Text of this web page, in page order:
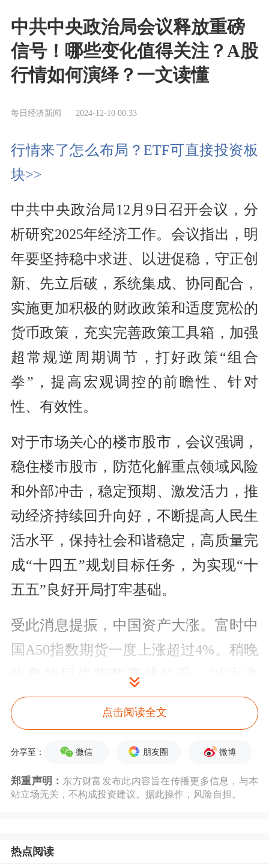
中共中央政治局会议释放重磅
信号！哪些变化值得关注？A股
行情如何演绎？一文读懂
每日经济新闻 2024-12-10 00:33
行情来了怎么布局？ETF可直接投资板
块>>
中共中央政治局12月9日召开会议，分
析研究2025年经济工作。会议指出，明
年要坚持稳中求进、以进促稳，守正创
新、先立后破，系统集成、协同配合，
实施更加积极的财政政策和适度宽松的
货币政策，充实完善政策工具箱，加强
超常规逆周期调节，打好政策“组合
拳”，提高宏观调控的前瞻性、针对
性、有效性。
对于市场关心的楼市股市，会议强调，
稳住楼市股市，防范化解重点领域风险
和外部冲击，稳定预期、激发活力，推
动经济持续回升向好，不断提高人民生
活水平，保持社会和谐稳定，高质量完
成“十四五”规划目标任务，为实现“十
五五”良好开局打牢基础。
受此消息提振，中国资产大涨。富时中
国A50指数期货一度上涨超过4%。稍晚
收盘的恒生指数直线拉升，以大涨
2.76%报收。政治局会议的内容也引发
了市场热议。
多项重点主题表述较前次会议有明显变
化
政策、财政政策、资本市场、楼市、消
点击阅读全文
分享至： 微信 朋友圈 微博
郑重声明： 东方财富发布此内容旨在传播更多信息，与本
站立场无关，不构成投资建议。据此操作，风险自担。
热点阅读